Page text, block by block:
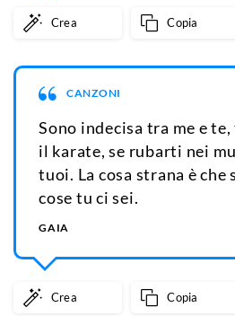
Crea Copia
CANZONI
Sono indecisa tra me e
il karate, se rubarti nei
tuoi. La cosa strana è che
cose tu ci sei.
GAIA
Crea Copia